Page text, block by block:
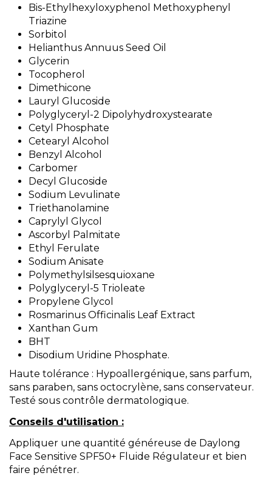
Bis-Ethylhexyloxyphenol Methoxyphenyl
Triazine
Sorbitol
Helianthus Annuus Seed Oil
Glycerin
Tocopherol
Dimethicone
Lauryl Glucoside
Polyglyceryl-2 Dipolyhydroxystearate
Cetyl Phosphate
Cetearyl Alcohol
Benzyl Alcohol
Carbomer
Decyl Glucoside
Sodium Levulinate
Triethanolamine
Caprylyl Glycol
Ascorbyl Palmitate
Ethyl Ferulate
Sodium Anisate
Polymethylsilsesquioxane
Polyglyceryl-5 Trioleate
Propylene Glycol
Rosmarinus Officinalis Leaf Extract
Xanthan Gum
BHT
Disodium Uridine Phosphate.
Haute tolérance : Hypoallergénique, sans parfum,
sans paraben, sans octocrylène, sans conservateur.
Testé sous contrôle dermatologique.
Conseils d'utilisation :
Appliquer une quantité généreuse de Daylong
Face Sensitive SPF50+ Fluide Régulateur et bien
faire pénétrer.